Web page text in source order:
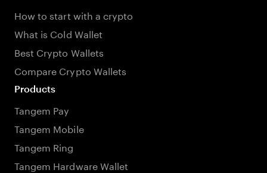
How to start with a crypto
What is Cold Wallet
Best Crypto Wallets
Compare Crypto Wallets
Products
Tangem Pay
Tangem Mobile
Tangem Ring
Tangem Hardware Wallet